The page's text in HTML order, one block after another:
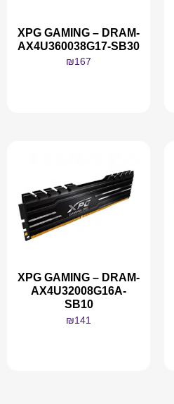
XPG GAMING – DRAM-
AX4U360038G17-SB30
₪167
XPG GAMING – DRAM-
AX4U32008G16A-
SB10
₪141